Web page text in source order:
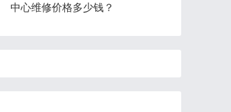
中心维修价格多少钱？